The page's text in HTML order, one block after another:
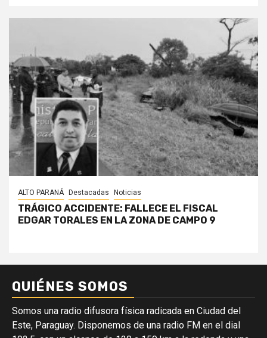
ALTO PARANÁ Destacadas Noticias
TRÁGICO ACCIDENTE: FALLECE EL FISCAL
EDGAR TORALES EN LA ZONA DE CAMPO 9
QUIÉNES SOMOS
Somos una radio difusora física radicada en Ciudad del
Este, Paraguay. Disponemos de una radio FM en el dial